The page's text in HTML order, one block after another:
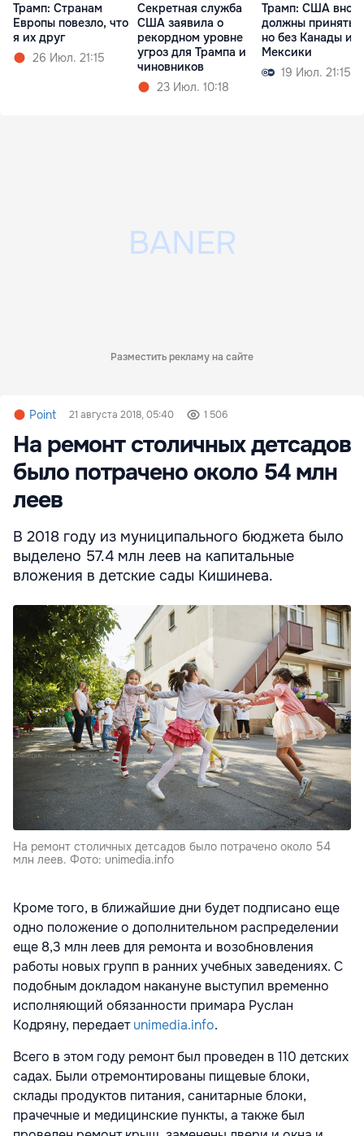
Трамп: Cтранам
Европы повезло, что
я их друг
26 Июл. 21:15
Секретная служба
США заявила о
рекордном уровне
угроз для Трампа и
чиновников
23 Июл. 10:18
Трамп: США
должны принять
но без Канады и
Мексики
19 Июл. 21:15
Разместить рекламу на сайте
Point 21 августа 2018, 05:40 1 506
На ремонт столичных детсадов
было потрачено около 54 млн
леев
В 2018 году из муниципального бюджета было
выделено 57.4 млн леев на капитальные
вложения в детские сады Кишинева.
На ремонт столичных детсадов было потрачено около 54
млн леев. Фото: unimedia.info
Кроме того, в ближайшие дни будет подписано еще
одно положение о дополнительном распределении
еще 8,3 млн леев для ремонта и возобновления
работы новых групп в ранних учебных заведениях. С
подобным докладом накануне выступил временно
исполняющий обязанности примара Руслан
Кодряну, передаетunimedia.info.
Всего в этом году ремонт был проведен в 110 детских
садах. Были отремонтированы пищевые блоки,
склады продуктов питания, санитарные блоки,
прачечные и медицинские пункты, а также был